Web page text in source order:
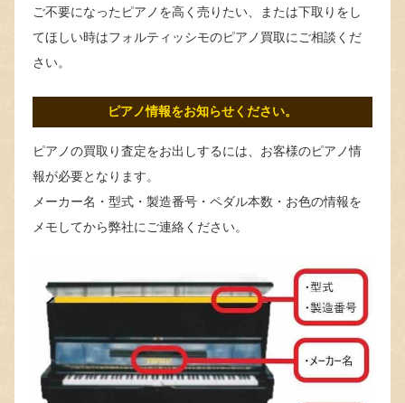
ご不要になったピアノを高く売りたい、または下取りをし
てほしい時はフォルティッシモのピアノ買取にご相談くだ
さい。
ピアノ情報をお知らせください。
ピアノの買取り査定をお出しするには、お客様のピアノ情
報が必要となります。
メーカー名・型式・製造番号・ペダル本数・お色の情報を
メモしてから弊社にご連絡ください。